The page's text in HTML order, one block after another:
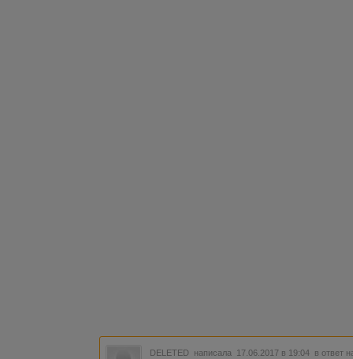
DELETED написала 17.06.2017 в 19:04 в ответ